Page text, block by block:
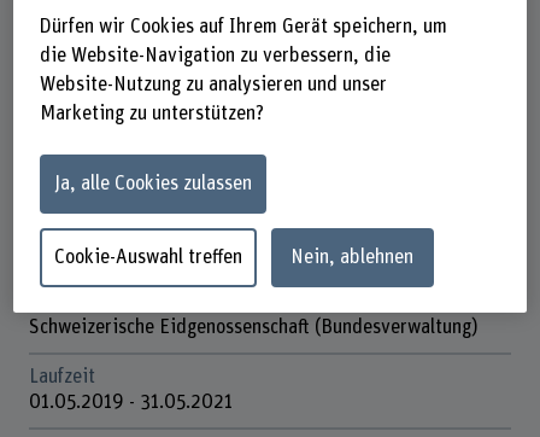
Beteiligte Departemente
Hochschule für Agrar-, Forst- und
Lebensmittelwissenschaften
Institut(e)
Agronomie
Forschungseinheit(en)
Pflanzenbau und Biodiversität
Schweizerische Eidgenossenschaft (Bundesverwaltung)
Laufzeit
01.05.2019 - 31.05.2021
Dürfen wir Cookies auf Ihrem Gerät speichern, um
die Website-Navigation zu verbessern, die
Website-Nutzung zu analysieren und unser
Marketing zu unterstützen?
Ja, alle Cookies zulassen
Cookie-Auswahl treffen Nein, ablehnen